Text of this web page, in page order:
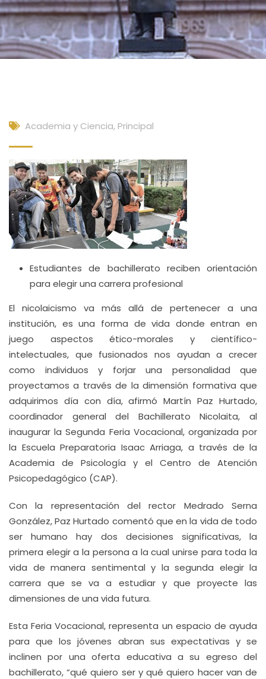
Academia y Ciencia, Principal
Estudiantes de bachillerato reciben orientación
para elegir una carrera profesional
El nicolaicismo va más allá de pertenecer a una
institución, es una forma de vida donde entran en
juego aspectos ético-morales y científico-
intelectuales, que fusionados nos ayudan a crecer
como individuos y forjar una personalidad que
proyectamos a través de la dimensión formativa que
adquirimos día con día, afirmó Martín Paz Hurtado,
coordinador general del Bachillerato Nicolaita, al
inaugurar la Segunda Feria Vocacional, organizada por
la Escuela Preparatoria Isaac Arriaga, a través de la
Academia de Psicología y el Centro de Atención
Psicopedagógico (CAP).
Con la representación del rector Medrado Serna
González, Paz Hurtado comentó que en la vida de todo
ser humano hay dos decisiones significativas, la
primera elegir a la persona a la cual unirse para toda la
vida de manera sentimental y la segunda elegir la
carrera que se va a estudiar y que proyecte las
dimensiones de una vida futura.
Esta Feria Vocacional, representa un espacio de ayuda
para que los jóvenes abran sus expectativas y se
inclinen por una oferta educativa a su egreso del
bachillerato, “qué quiero ser y qué quiero hacer van de